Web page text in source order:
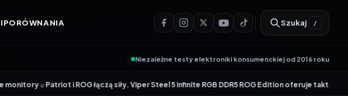
PORÓWNANIA Szukaj /
Niezależne testy elektroniki konsumenckiej od 2016 roku
i ROG łączą siły. Viper Steel 5 Infinite RGB DDR5 ROG Edition oferuje taktowanie do 8600